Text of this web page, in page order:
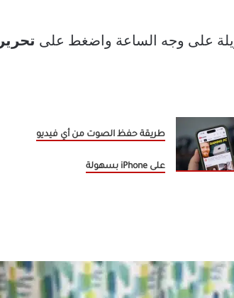
على وجه الساعة واضغط على تحرير
طريقة حفظ الصوت من أي فيديو
على iPhone بسهولة